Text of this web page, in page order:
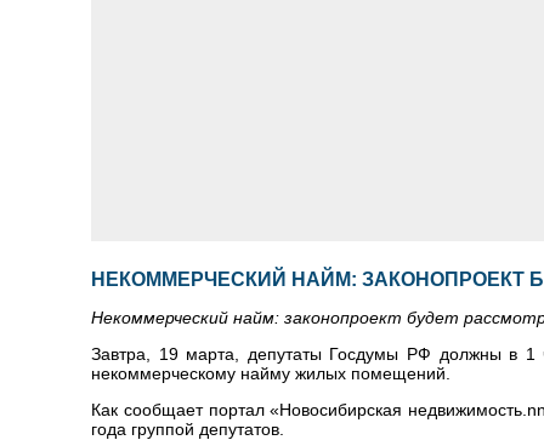
НЕКОММЕРЧЕСКИЙ НАЙМ: ЗАКОНОПРОЕКТ
Некоммерческий найм: законопроект будет
Завтра, 19 марта, депутаты Госдумы РФ должны в 1
некоммерческому найму жилых помещений.
Как сообщает портал «Новосибирская
года группой депутатов.